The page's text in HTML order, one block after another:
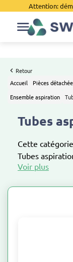
Attention:
Retour
Accueil
Pièces
Ensemble aspiration
Tubes
Cette
Tubes
et poussière ,